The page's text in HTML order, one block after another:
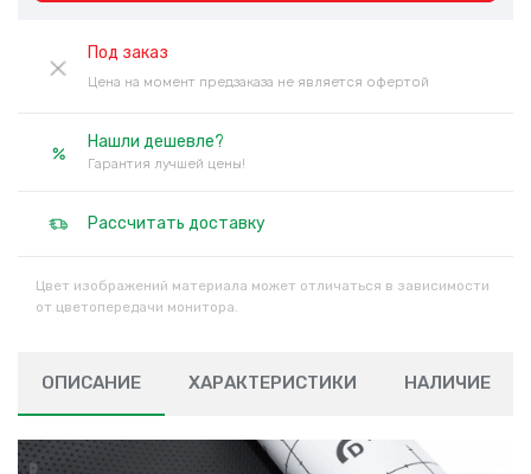
Под заказ
Цена на момент предзаказа не является офертой
Нашли дешевле?
Гарантия лучшей цены!
Рассчитать доставку
Цвет изображений материала может отличаться в зависимости
от цветопередачи монитора.
ОПИСАНИЕ ХАРАКТЕРИСТИКИ НАЛИЧИЕ